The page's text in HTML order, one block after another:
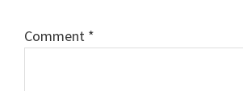
Comment *